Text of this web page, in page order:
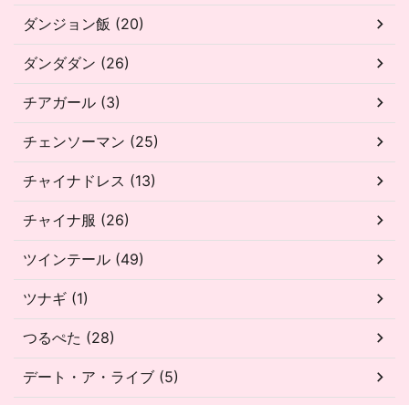
ダンジョン飯 (20)
ダンダダン (26)
チアガール (3)
チェンソーマン (25)
チャイナドレス (13)
チャイナ服 (26)
ツインテール (49)
ツナギ (1)
つるぺた (28)
デート・ア・ライブ (5)